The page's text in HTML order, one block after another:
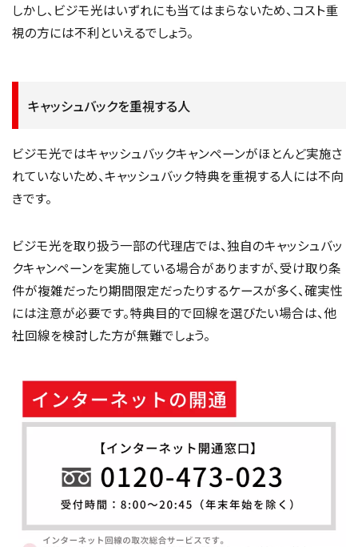
しかし、ビジモ光はいずれにも当てはまらないため、コスト重
視の方には不利といえるでしょう。
キャッシュバックを重視する人
ビジモ光ではキャッシュバックキャンペーンがほとんど実施さ
れていないため、キャッシュバック特典を重視する人には不向
きです。
ビジモ光を取り扱う一部の代理店では、独自のキャッシュバッ
クキャンペーンを実施している場合がありますが、受け取り条
件が複雑だったり期間限定だったりするケースが多く、確実性
には注意が必要です。特典目的で回線を選びたい場合は、他
社回線を検討した方が無難でしょう。